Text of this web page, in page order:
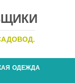
ОДЕЖДА